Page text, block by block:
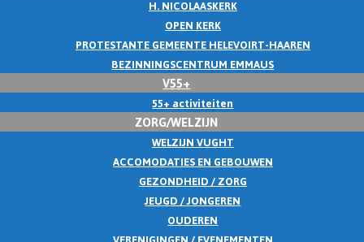
H. NICOLAASKERK
OPEN KERK
PROTESTANTE GEMEENTE HELEVOIRT-HAAREN
BEZINNINGSCENTRUM EMMAUS
V55+
55+ activiteiten
ZORG/WELZIJN
WELZIJN VUGHT
ACCOMODATIES EN GEBOUWEN
GEZONDHEID / ZORG
JEUGD / JONGEREN
OUDEREN